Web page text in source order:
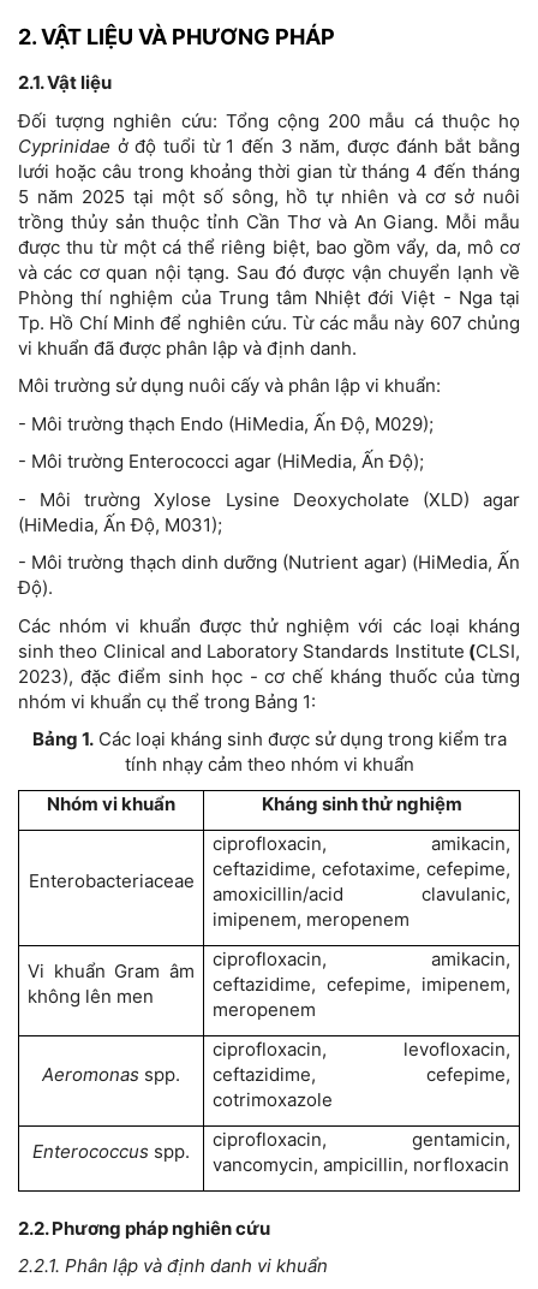
2. VẬT LIỆU VÀ PHƯƠNG PHÁP
2.1. Vật liệu
Đối tượng nghiên cứu: Tổng cộng 200 mẫu cá thuộc họ
Cyprinidae ở độ tuổi từ 1 đến 3 năm, được đánh bắt bằng
lưới hoặc câu trong khoảng thời gian từ tháng 4 đến tháng
5 năm 2025 tại một số sông, hồ tự nhiên và cơ sở nuôi
trồng thủy sản thuộc tỉnh Cần Thơ và An Giang. Mỗi mẫu
được thu từ một cá thể riêng biệt, bao gồm vẩy, da, mô cơ
và các cơ quan nội tạng. Sau đó được vận chuyển lạnh về
Phòng thí nghiệm của Trung tâm Nhiệt đới Việt - Nga tại
Tp. Hồ Chí Minh để nghiên cứu. Từ các mẫu này 607 chủng
vi khuẩn đã được phân lập và định danh.
Môi trường sử dụng nuôi cấy và phân lập vi khuẩn:
- Môi trường thạch Endo (HiMedia, Ấn Độ, M029);
- Môi trường Enterococci agar (HiMedia, Ấn Độ);
- Môi trường Xylose Lysine Deoxycholate (XLD) agar
(HiMedia, Ấn Độ, M031);
- Môi trường thạch dinh dưỡng (Nutrient agar) (HiMedia, Ấn
Độ).
Các nhóm vi khuẩn được thử nghiệm với các loại kháng
sinh theo Clinical and Laboratory Standards Institute (CLSI,
2023), đặc điểm sinh học - cơ chế kháng thuốc của từng
nhóm vi khuẩn cụ thể trong Bảng 1:
Bảng 1.Các loại kháng sinh được sử dụng trong kiểm tra
tính nhạy cảm theo nhóm vi khuẩn
Nhóm vi khuẩn
Kháng sinh thử nghiệm
Enterobacteriaceae
ciprofloxacin, amikacin,
ceftazidime, cefotaxime, cefepime,
amoxicillin/acid clavulanic,
imipenem, meropenem
Vi khuẩn Gram âm
không lên men
ciprofloxacin, amikacin,
ceftazidime, cefepime, imipenem,
meropenem
Aeromonas spp.
ciprofloxacin, levofloxacin,
ceftazidime, cefepime,
cotrimoxazole
Enterococcus spp.
ciprofloxacin, gentamicin,
vancomycin, ampicillin, norfloxacin
2.2. Phương pháp nghiên cứu
2.2.1. Phân lập và định danh vi khuẩn